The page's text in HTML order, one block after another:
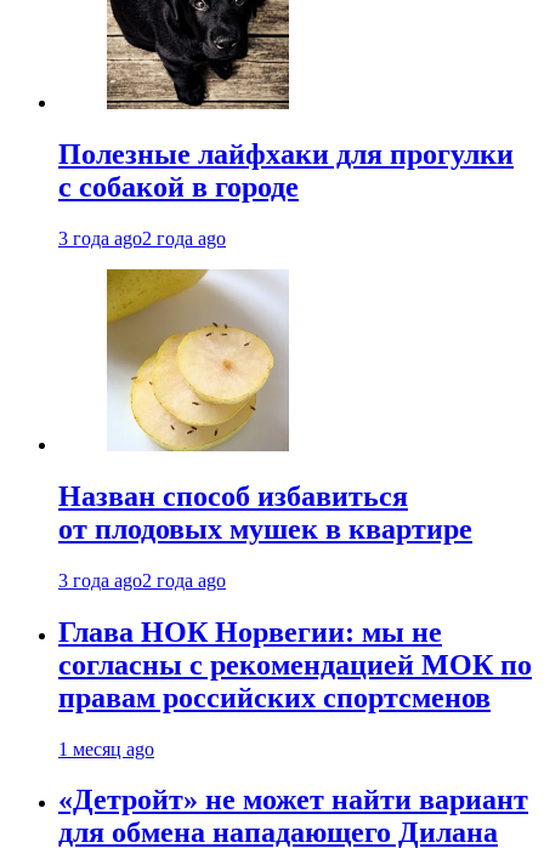
Полезные лайфхаки для прогулки
с собакой в городе
3 года ago2 года ago
Назван способ избавиться
от плодовых мушек в квартире
3 года ago2 года ago
Глава НОК Норвегии: мы не
согласны с рекомендацией МОК по
правам российских спортсменов
1 месяц ago
«Детройт» не может найти вариант
для обмена нападающего Дилана